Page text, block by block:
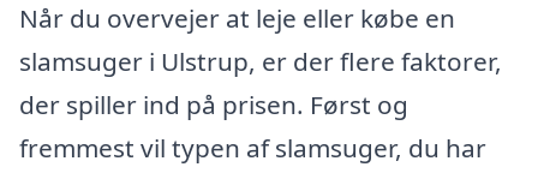
Når du overvejer at leje eller købe en
slamsuger i Ulstrup, er der flere faktorer,
der spiller ind på prisen. Først og
fremmest vil typen af slamsuger, du har